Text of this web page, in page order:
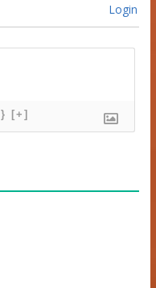
Login
[+]